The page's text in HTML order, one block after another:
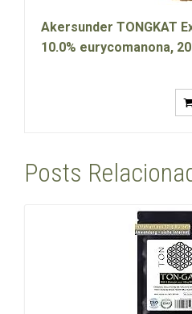
Akersunder TONGKAT
10.0% eurycomanona,
Posts